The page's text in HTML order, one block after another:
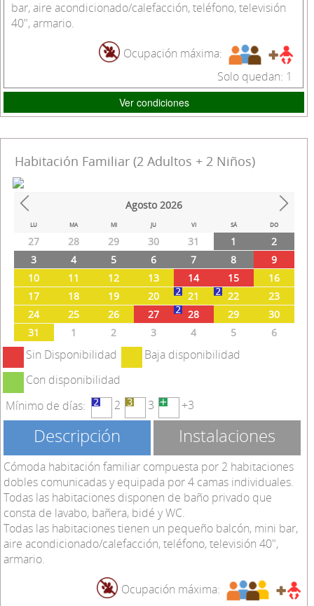
bar, aire acondicionado/calefacción, teléfono, televisión
40", armario.
Ocupación máxima:
Solo quedan: 1
Ver condiciones
Habitación Familiar (2 Adultos + 2 Niños)
Prev Next
Agosto 2026
LU MA MI JU VI SÁ DO
27 28 29 30 31 1
2
3
4 5 6 7 8
9
10
11 12 13 14 15
16
17
18 19 20 21 22
23
24
25 26 27 28 29
30
31
1 2 3 4 5 6
Sin Disponibilidad
Baja disponibilidad
Con disponibilidad
Mínimo de días:
2 3 +3
Descripción Instalaciones
Cómoda habitación familiar compuesta por 2 habitaciones
dobles comunicadas y equipada por 4 camas individuales.
Todas las habitaciones disponen de baño privado que
consta de lavabo, bañera, bidé y WC.
Todas las habitaciones tienen un pequeño balcón, mini bar,
aire acondicionado/calefacción, teléfono, televisión 40",
armario.
Ocupación máxima: